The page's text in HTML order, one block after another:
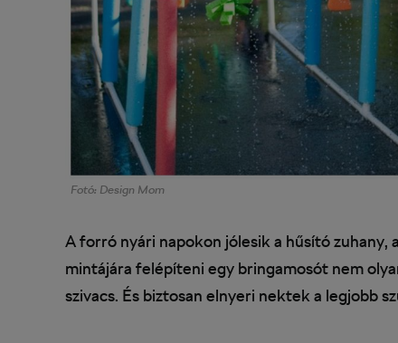
Fotó: Design Mom
A forró nyári napokon jólesik a hűsító zuhany,
mintájára felépíteni egy bringamosót nem
szivacs. És biztosan elnyeri nektek a legjobb